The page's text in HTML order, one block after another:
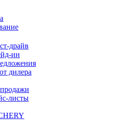
драйв
ин
дилера
листы